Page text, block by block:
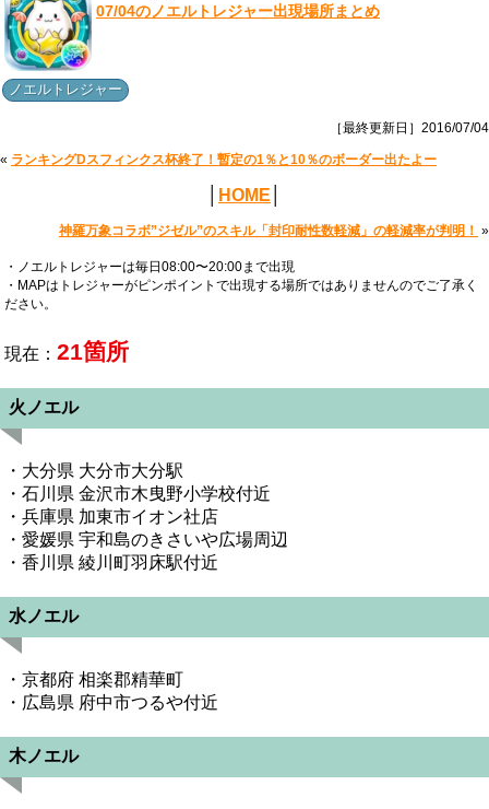
07/04のノエルトレジャー出現場所まとめ
ノエルトレジャー
［最終更新日］2016/07/04
« ランキングDスフィンクス杯終了！暫定の1％と10％のボーダー出たよー
HOME
神羅万象コラボ”ジゼル”のスキル「封印耐性数軽減」の軽減率が判明！ »
・ノエルトレジャーは毎日08:00〜20:00まで出現
・MAPはトレジャーがピンポイントで出現する場所ではありませんのでご了承く
ださい。
現在： 21箇所
火ノエル
・大分県 大分市大分駅
・石川県 金沢市木曳野小学校付近
・兵庫県 加東市イオン社店
・愛媛県 宇和島のきさいや広場周辺
・香川県 綾川町羽床駅付近
水ノエル
・京都府 相楽郡精華町
・広島県 府中市つるや付近
木ノエル